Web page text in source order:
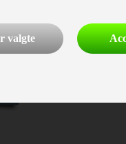
valgte